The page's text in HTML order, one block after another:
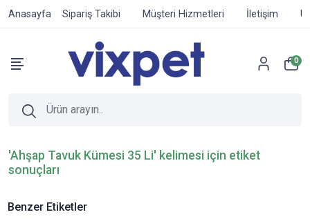
Anasayfa Sipariş Takibi Müşteri Hizmetleri İletişim
0
'Ahşap Tavuk Kümesi 35 Li' kelimesi için etiket
sonuçları
Benzer Etiketler